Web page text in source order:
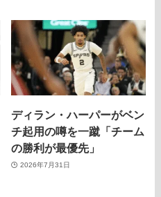
ディラン・ハーパーがベン
チ起用の噂を一蹴「チーム
の勝利が最優先」
2026年7月31日